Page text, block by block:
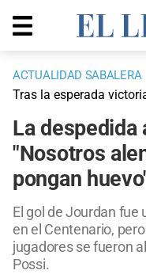
ACTUALIDAD SABALERA
Tras la esperada
La despedida
"Nosotros
pongan
El gol de Jourdan fue
en el Centenario,
jugadores se fueron
Possi.